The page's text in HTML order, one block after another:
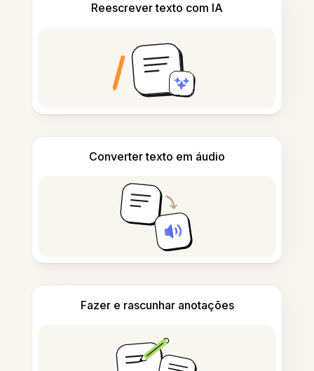
Reescrever texto com IA
Converter texto em áudio
Fazer e rascunhar anotações